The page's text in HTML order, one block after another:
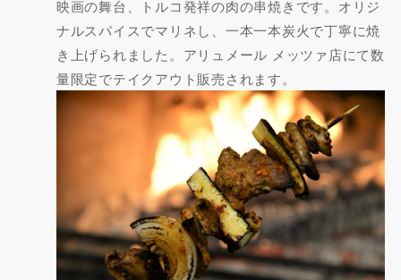
映画の舞台、トルコ発祥の肉の串焼きです。オリジ
ナルスパイスでマリネし、一本一本炭火で丁寧に焼
き上げられました。アリュメール メッツァ店にて数
量限定でテイクアウト販売されます。